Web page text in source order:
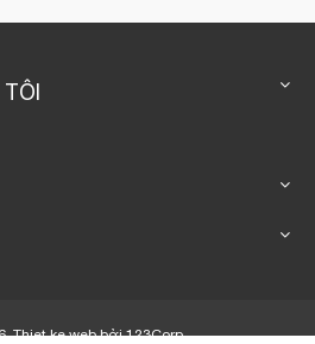
Thiet ke webbởi123Corp